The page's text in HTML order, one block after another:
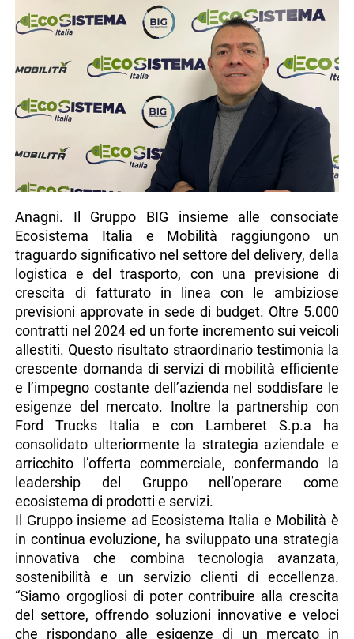
Anagni. Il Gruppo BIG insieme alle consociate
Ecosistema Italia e Mobilità raggiungono un
traguardo significativo nel settore del delivery, della
logistica e del trasporto, con una previsione di
crescita di fatturato in linea con le ambiziose
previsioni approvate in sede di budget. Oltre 5.000
contratti nel 2024 ed un forte incremento sui veicoli
allestiti. Questo risultato straordinario testimonia la
crescente domanda di servizi di mobilità efficiente
e l’impegno costante dell’azienda nel soddisfare le
esigenze del mercato. Inoltre la partnership con
Ford Trucks Italia e con Lamberet S.p.a ha
consolidato ulteriormente la strategia aziendale e
arricchito l’offerta commerciale, confermando la
leadership del Gruppo nell’operare come
ecosistema di prodotti e servizi.
Il Gruppo insieme ad Ecosistema Italia e Mobilità è
in continua evoluzione, ha sviluppato una strategia
innovativa che combina tecnologia avanzata,
sostenibilità e un servizio clienti di eccellenza.
“Siamo orgogliosi di poter contribuire alla crescita
del settore, offrendo soluzioni innovative e veloci
che rispondano alle esigenze di un mercato in